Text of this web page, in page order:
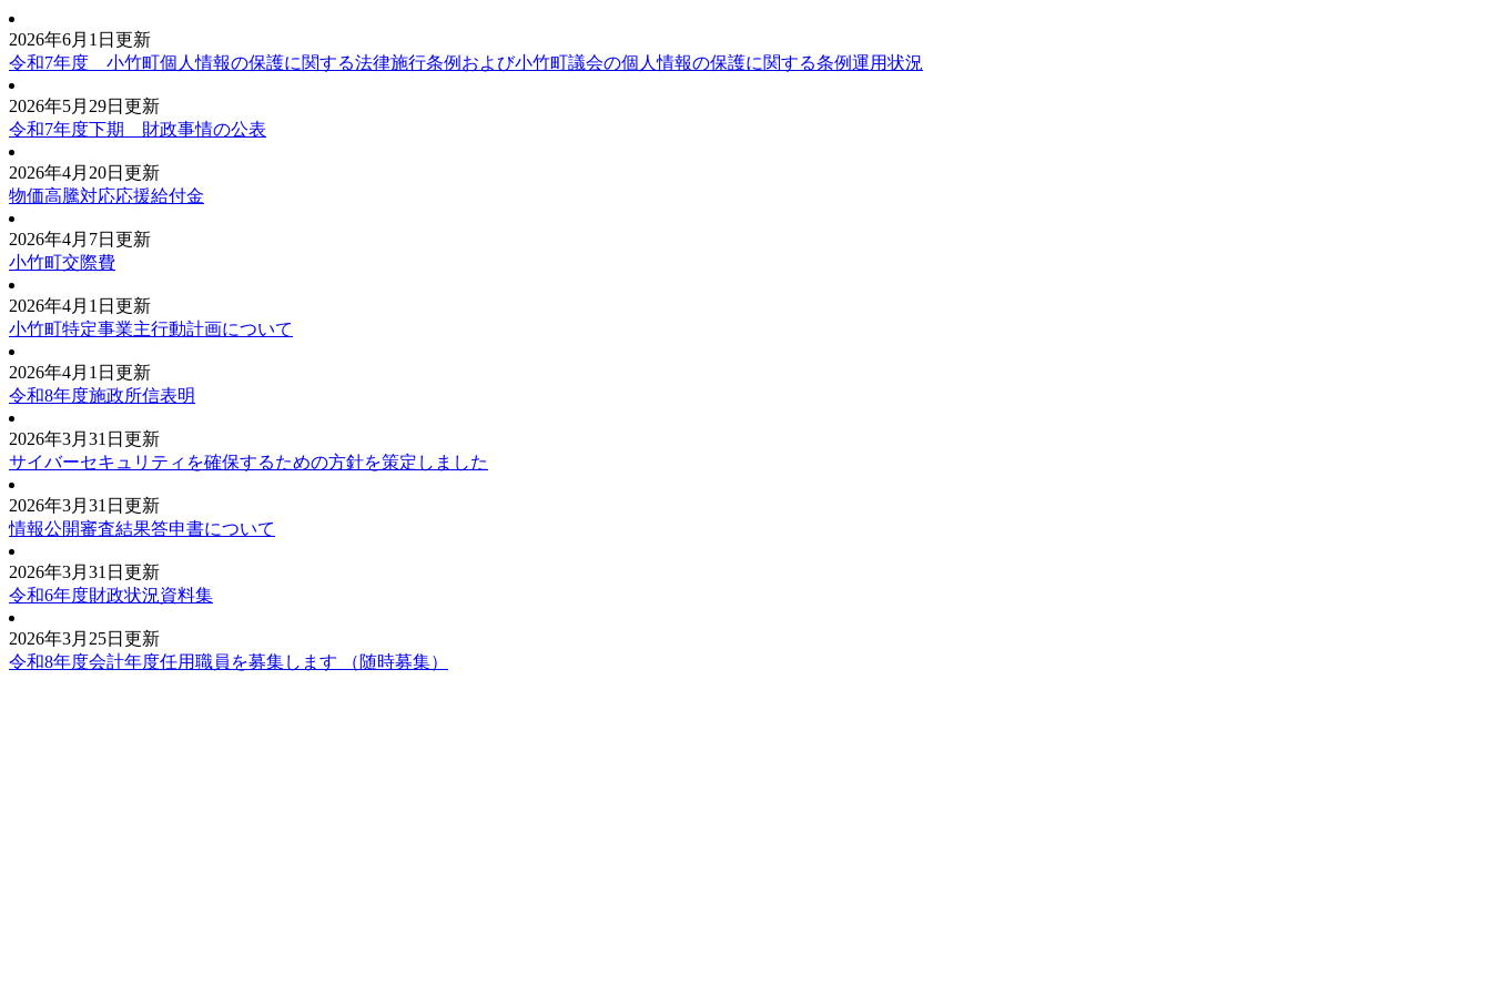
2026年6月1日更新
令和7年度 小竹町個人情報の保護に関する法律施行条例および小竹町議会の個人情報の保護に関する条例運用状況
2026年5月29日更新
令和7年度下期 財政事情の公表
2026年4月20日更新
物価高騰対応応援給付金
2026年4月7日更新
小竹町交際費
2026年4月1日更新
小竹町特定事業主行動計画について
2026年4月1日更新
令和8年度施政所信表明
2026年3月31日更新
サイバーセキュリティを確保するための方針を策定しました
2026年3月31日更新
情報公開審査結果答申書について
2026年3月31日更新
令和6年度財政状況資料集
2026年3月25日更新
令和8年度会計年度任用職員を募集します （随時募集）